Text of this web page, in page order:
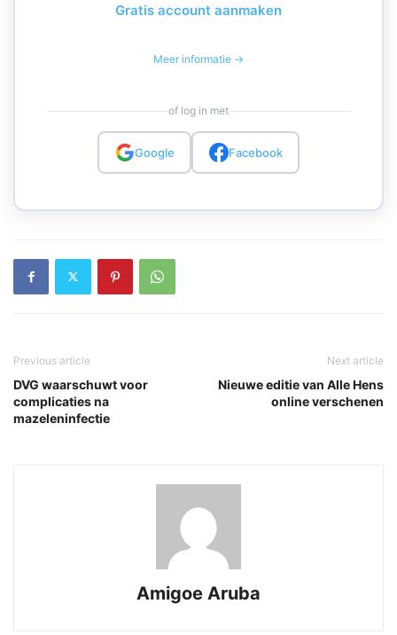
Gratis account aanmaken
Meer informatie →
of log in met
Google Facebook
Previous article
DVG waarschuwt voor
complicaties na
mazeleninfectie
Next article
Nieuwe editie van Alle Hens
online verschenen
Amigoe Aruba